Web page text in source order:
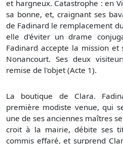
et hargneux. Catastrophe : en
sa bonne, et, craignant ses
de Fadinard le remplacement
elle d'éviter un drame
Fadinard accepte la mission
Nonancourt. Ses deux
remise de l'objet (Acte 1).
La boutique de Clara.
première modiste venue, qui
une de ses anciennes maîtres
croit à la mairie, débite ses
commis effaré, et surprend